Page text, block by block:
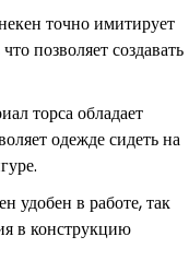
точно имитирует
позволяет создавать
торса обладает
одежде сидеть на
удобен в работе, так
в конструкцию